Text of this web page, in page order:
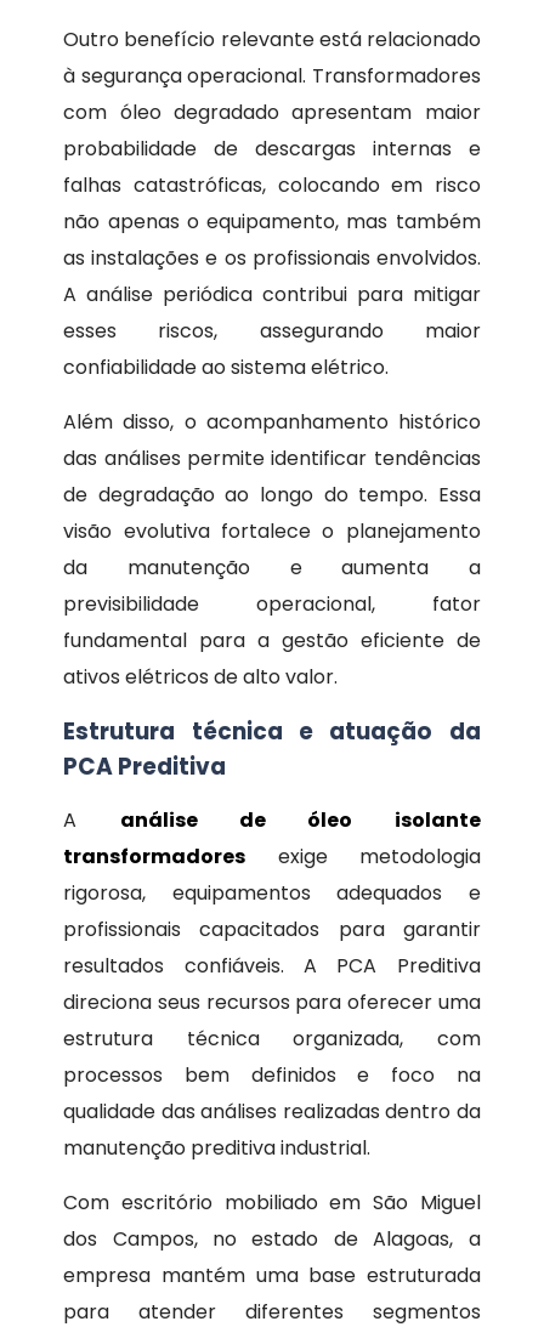
Outro benefício relevante está relacionado
à segurança operacional. Transformadores
com óleo degradado apresentam maior
probabilidade de descargas internas e
falhas catastróficas, colocando em risco
não apenas o equipamento, mas também
as instalações e os profissionais envolvidos.
A análise periódica contribui para mitigar
esses riscos, assegurando maior
confiabilidade ao sistema elétrico.
Além disso, o acompanhamento histórico
das análises permite identificar tendências
de degradação ao longo do tempo. Essa
visão evolutiva fortalece o planejamento
da manutenção e aumenta a
previsibilidade operacional, fator
fundamental para a gestão eficiente de
ativos elétricos de alto valor.
Estrutura técnica e atuação da
PCA Preditiva
A análise de óleo isolante
transformadores exige metodologia
rigorosa, equipamentos adequados e
profissionais capacitados para garantir
resultados confiáveis. A PCA Preditiva
direciona seus recursos para oferecer uma
estrutura técnica organizada, com
processos bem definidos e foco na
qualidade das análises realizadas dentro da
manutenção preditiva industrial.
Com escritório mobiliado em São Miguel
dos Campos, no estado de Alagoas, a
empresa mantém uma base estruturada
para atender diferentes segmentos